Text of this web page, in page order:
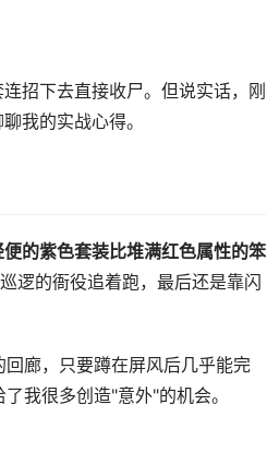
招下去直接收尸。但说实话，刚
我的实战心得。
的紫色套装比堆满红色属性的笨
逻的衙役追着跑，最后还是靠闪
廊，只要蹲在屏风后几乎能完
我很多创造"意外"的机会。